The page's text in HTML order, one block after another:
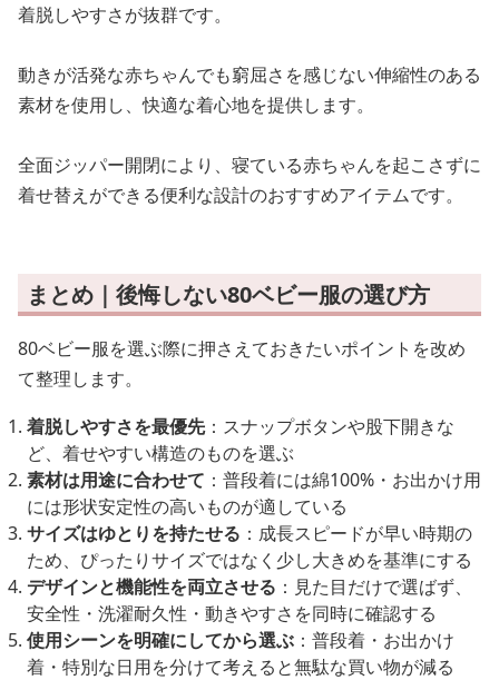
着脱しやすさが抜群です。
動きが活発な赤ちゃんでも窮屈さを感じない伸縮性のある
素材を使用し、快適な着心地を提供します。
全面ジッパー開閉により、寝ている赤ちゃんを起こさずに
着せ替えができる便利な設計のおすすめアイテムです。
まとめ｜後悔しない80ベビー服の選び方
80ベビー服を選ぶ際に押さえておきたいポイントを改め
て整理します。
着脱しやすさを最優先：スナップボタンや股下開きな
ど、着せやすい構造のものを選ぶ
素材は用途に合わせて ：普段着には綿100%・お出かけ用
には形状安定性の高いものが適している
サイズはゆとりを持たせる ：成長スピードが早い時期の
ため、ぴったりサイズではなく少し大きめを基準にする
デザインと機能性を両立させる ：見た目だけで選ばず、
安全性・洗濯耐久性・動きやすさを同時に確認する
使用シーンを明確にしてから選ぶ ：普段着・お出かけ
着・特別な日用を分けて考えると無駄な買い物が減る